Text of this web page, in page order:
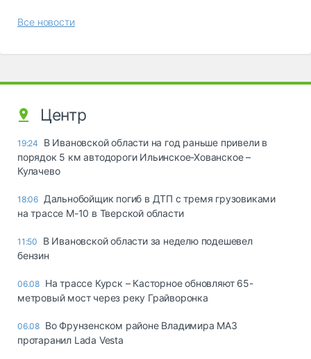
Все новости
Центр
19:24
В Ивановской области на год раньше привели в
порядок 5 км автодороги Ильинское-Хованское –
Кулачево
18:06 Дальнобойщик погиб в ДТП с тремя грузовиками
на трассе М-10 в Тверской области
11:50
В Ивановской области за неделю подешевел
бензин
06.08 На трассе Курск – Касторное обновляют 65-
метровый мост через реку Грайворонка
06.08 Во Фрунзенском районе Владимира МАЗ
протаранил Lada Vesta